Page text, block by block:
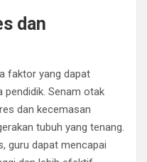
dan
faktor yang dapat
pendidik. Senam otak
dan kecemasan
tubuh yang tenang.
guru dapat mencapai